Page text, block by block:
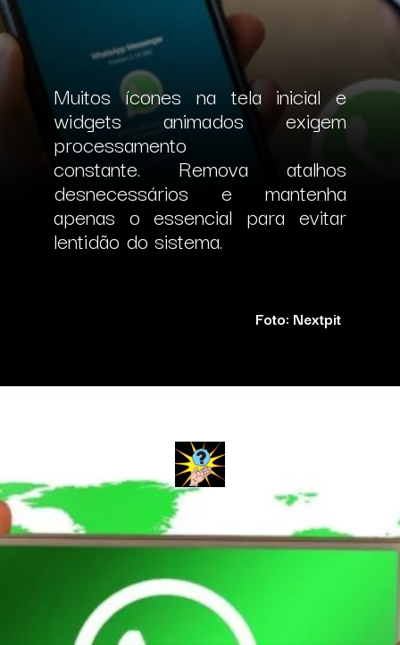
Muitos ícones na tela inicial e
widgets animados exigem
processamento
constante. Remova atalhos
desnecessários e mantenha
apenas o essencial para evitar
lentidão do sistema.
Foto: Nextpit